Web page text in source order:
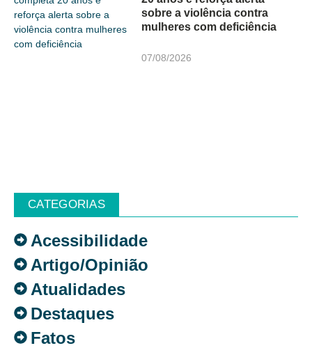
sobre a violência contra
mulheres com deficiência
07/08/2026
CATEGORIAS
Acessibilidade
Artigo/Opinião
Atualidades
Destaques
Fatos